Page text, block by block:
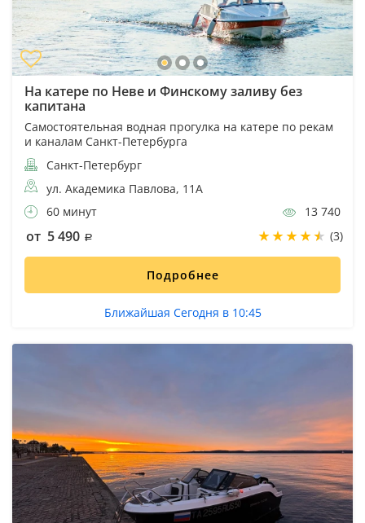
На катере по Неве и Финскому заливу без
капитана
Самостоятельная водная прогулка на катере по рекам
и каналам Санкт-Петербурга
Санкт-Петербург
ул. Академика Павлова, 11А
60 минут
13 740
от 5 490 (3)
Подробнее
Ближайшая Сегодня в 10:45